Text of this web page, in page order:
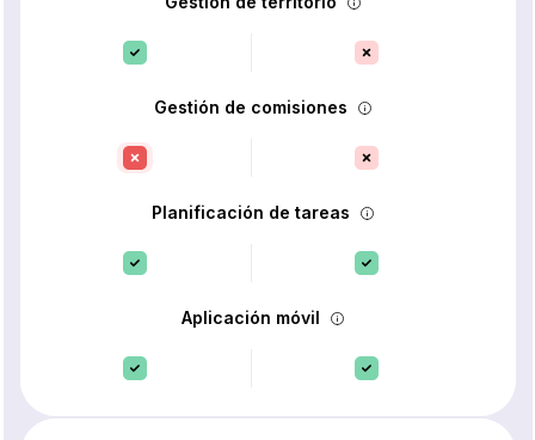
Gestión de comisiones
Planificación de tareas
Aplicación móvil